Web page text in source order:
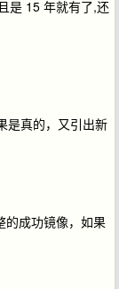
是 15 年就有了,还
是真的，又引出新
的成功镜像，如果